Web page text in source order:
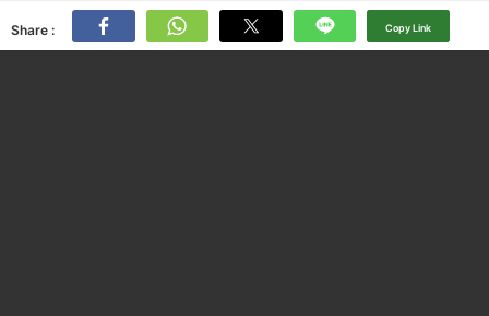
Share : Copy Link